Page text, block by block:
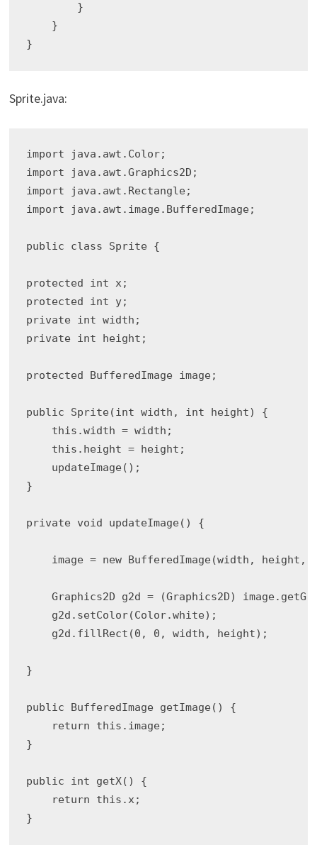
        }
    }
Sprite.java:
import java.awt.Color;
import java.awt.Graphics2D;
import java.awt.Rectangle;
import java.awt.image.BufferedImage;
public class Sprite {
protected int x;
protected int y;
private int width;
private int height;
protected BufferedImage image;
public Sprite(int width, int height) {
    this.width = width;
    this.height = height;
    updateImage();
}
private void updateImage() {
image = new BufferedImage(width, height,
Graphics2D g2d = (Graphics2D)
    g2d.setColor(Color.white);
    g2d.fillRect(0, 0, width, height);
}
public BufferedImage getImage() {
    return this.image;
}
public int getX() {
    return this.x;
}